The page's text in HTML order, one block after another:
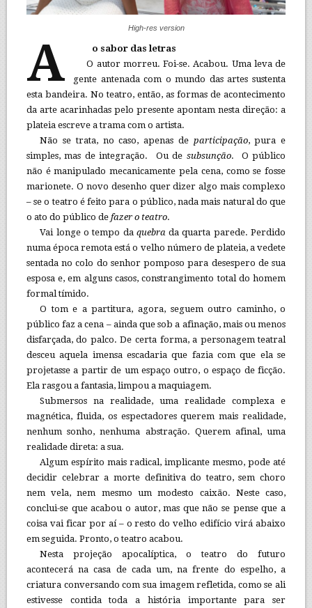
High-res version
A
o sabor das letras
O autor morreu. Foi-se. Acabou. Uma leva de
gente antenada com o mundo das artes sustenta
esta bandeira. No teatro, então, as formas de acontecimento
da arte acarinhadas pelo presente apontam nesta direção: a
plateia escreve a trama com o artista.
Não se trata, no caso, apenas de participação, pura e
simples, mas de integração. Ou de subsunção. O público
não é manipulado mecanicamente pela cena, como se fosse
marionete. O novo desenho quer dizer algo mais complexo
– se o teatro é feito para o público, nada mais natural do que
o ato do público de fazer o teatro.
Vai longe o tempo da quebra da quarta parede. Perdido
numa época remota está o velho número de plateia, a vedete
sentada no colo do senhor pomposo para desespero de sua
esposa e, em alguns casos, constrangimento total do homem
formal tímido.
O tom e a partitura, agora, seguem outro caminho, o
público faz a cena – ainda que sob a afinação, mais ou menos
disfarçada, do palco. De certa forma, a personagem teatral
desceu aquela imensa escadaria que fazia com que ela se
projetasse a partir de um espaço outro, o espaço de ficção.
Ela rasgou a fantasia, limpou a maquiagem.
Submersos na realidade, uma realidade complexa e
magnética, fluida, os espectadores querem mais realidade,
nenhum sonho, nenhuma abstração. Querem afinal, uma
realidade direta: a sua.
Algum espírito mais radical, implicante mesmo, pode até
decidir celebrar a morte definitiva do teatro, sem choro
nem vela, nem mesmo um modesto caixão. Neste caso,
conclui-se que acabou o autor, mas que não se pense que a
coisa vai ficar por aí – o resto do velho edifício virá abaixo
em seguida. Pronto, o teatro acabou.
Nesta projeção apocalíptica, o teatro do futuro
acontecerá na casa de cada um, na frente do espelho, a
criatura conversando com sua imagem refletida, como se ali
estivesse contida toda a história importante para ser